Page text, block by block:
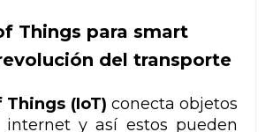
Things para smart
del transporte
(IoT) conecta objetos
internet y así estos pueden